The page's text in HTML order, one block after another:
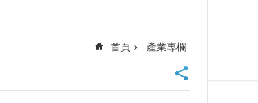
首頁 產業專欄